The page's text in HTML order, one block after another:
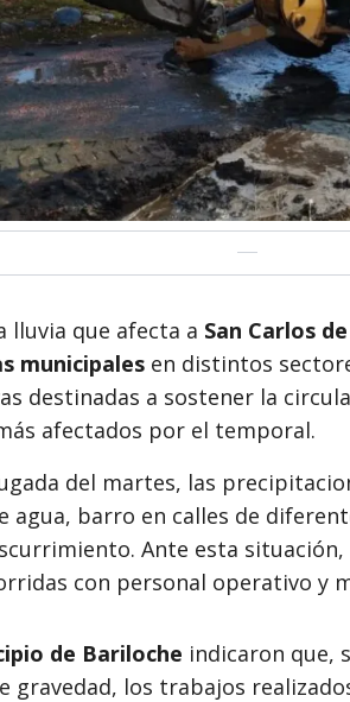
lluvia que afecta a San Carlos
municipalesen distintos
destinadas a sostener la
afectados por el temporal.
del martes, las
agua, barro en calles de
Ante esta situación,
con personal operativo y
de Bariloche indicaron que,
gravedad, los trabajos